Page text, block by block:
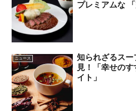
プレミアムな
ニュース
知られざるス
見！「幸せの
イト」